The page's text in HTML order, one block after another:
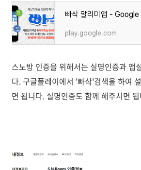
빠삭 알리미앱 - Google
play.google.com
스노방 인증을 위해서는 실명인증과 앱
다. 구글플레이에서 '빠삭'검색을 하여
면 됩니다. 실명인증도 함께 해주시면